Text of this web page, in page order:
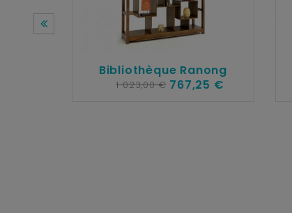
Bibliothèque Ranong
1 023,00 € 767,25 €